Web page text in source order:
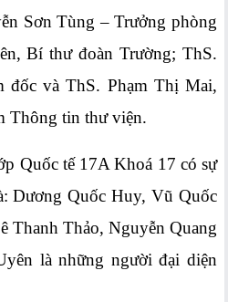
Sơn Tùng – Trưởng phòng
Bí thư đoàn Trường; ThS.
đốc và ThS. Phạm Thị Mai,
Thông tin thư viện.
Quốc tế 17A Khoá 17 có sự
Dương Quốc Huy, Vũ Quốc
Thanh Thảo, Nguyễn Quang
là những người đại diện